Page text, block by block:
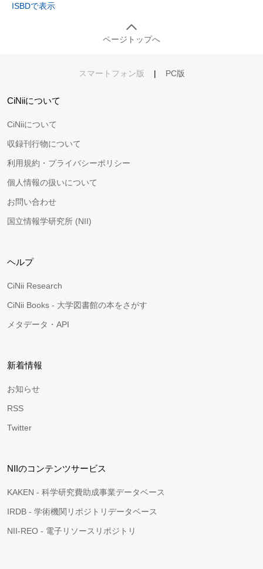
ISBDで表示
ページトップへ
スマートフォン版 | PC版
CiNiiについて
CiNiiについて
収録刊行物について
利用規約・プライバシーポリシー
個人情報の扱いについて
お問い合わせ
国立情報学研究所 (NII)
ヘルプ
CiNii Research
CiNii Books - 大学図書館の本をさがす
メタデータ・API
新着情報
お知らせ
RSS
Twitter
NIIのコンテンツサービス
KAKEN - 科学研究費助成事業データベース
IRDB - 学術機関リポジトリデータベース
NII-REO - 電子リソースリポジトリ